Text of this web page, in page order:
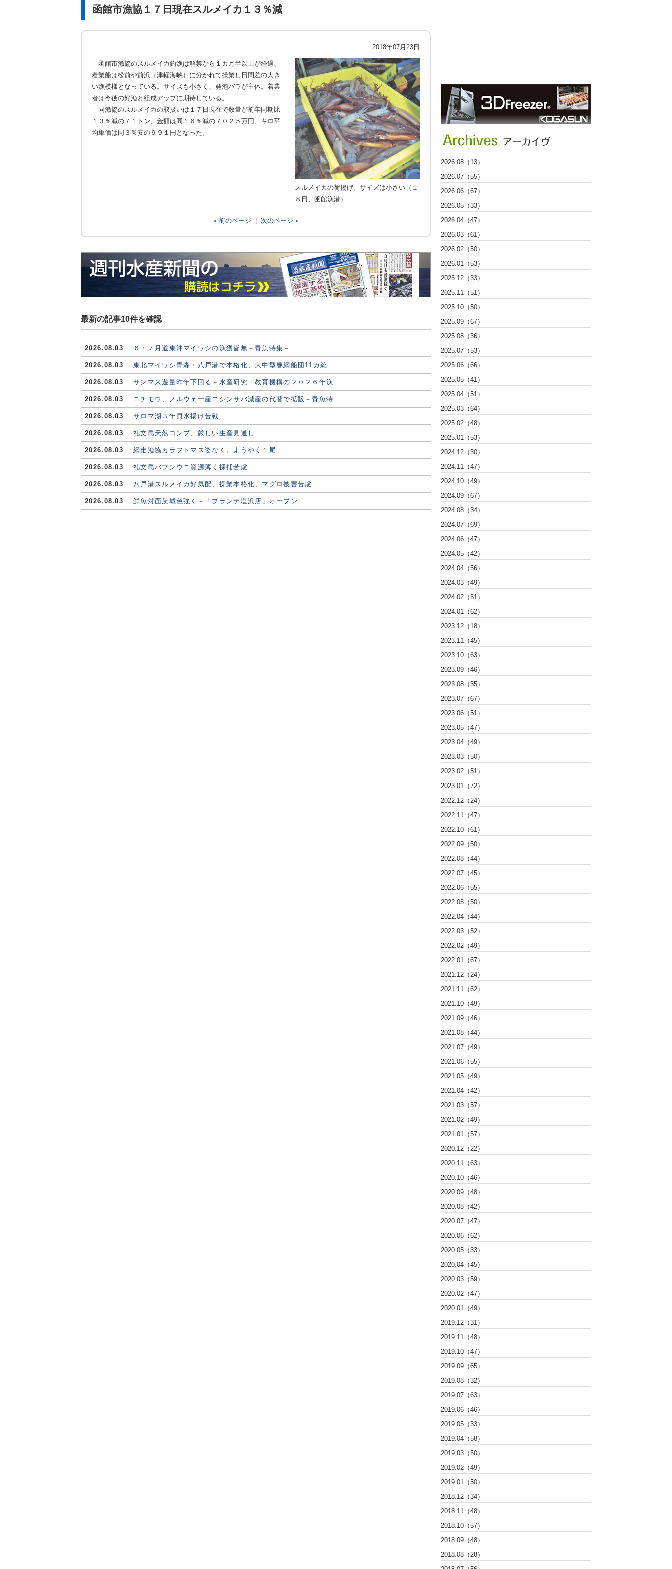
函館市漁協１７日現在スルメイカ１３％減
2018年07月23日
スルメイカの荷揚げ。サイズは小さい（１
８日、函館漁港）
函館市漁協のスルメイカ釣漁は解禁から１カ月半以上が経過、
着業船は松前や前浜（津軽海峡）に分かれて操業し日間差の大き
い漁模様となっている。サイズも小さく、発泡バラが主体。着業
者は今後の好漁と組成アップに期待している。
同漁協のスルメイカの取扱いは１７日現在で数量が前年同期比
１３％減の７１トン、金額は同１６％減の７０２５万円、キロ平
均単価は同３％安の９９１円となった。
« 前のページ 次のページ »
最新の記事10件を確認
2026.08.03 ６・７月道東沖マイワシの漁獲皆無－青魚特集－
2026.08.03 東北マイワシ青森・八戸港で本格化、大中型巻網船団11カ統...
2026.08.03 サンマ来遊量昨年下回る－水産研究・教育機構の２０２６年漁...
2026.08.03 ニチモウ、ノルウェー産ニシンサバ減産の代替で拡販－青魚特...
2026.08.03 サロマ湖３年貝水揚げ苦戦
2026.08.03 礼文島天然コンブ、厳しい生産見通し
2026.08.03 網走漁協カラフトマス姿なく、ようやく１尾
2026.08.03 礼文島バフンウニ資源薄く採捕苦慮
2026.08.03 八戸港スルメイカ好気配、操業本格化、マグロ被害苦慮
2026.08.03 鮮魚対面茨城色強く－「ブランデ塩浜店」オープン
2026.08（13）
2026.07（55）
2026.06（67）
2026.05（33）
2026.04（47）
2026.03（61）
2026.02（50）
2026.01（53）
2025.12（33）
2025.11（51）
2025.10（50）
2025.09（67）
2025.08（36）
2025.07（53）
2025.06（66）
2025.05（41）
2025.04（51）
2025.03（64）
2025.02（48）
2025.01（53）
2024.12（30）
2024.11（47）
2024.10（49）
2024.09（67）
2024.08（34）
2024.07（69）
2024.06（47）
2024.05（42）
2024.04（56）
2024.03（49）
2024.02（51）
2024.01（62）
2023.12（18）
2023.11（45）
2023.10（63）
2023.09（46）
2023.08（35）
2023.07（67）
2023.06（51）
2023.05（47）
2023.04（49）
2023.03（50）
2023.02（51）
2023.01（72）
2022.12（24）
2022.11（47）
2022.10（61）
2022.09（50）
2022.08（44）
2022.07（45）
2022.06（55）
2022.05（50）
2022.04（44）
2022.03（52）
2022.02（49）
2022.01（67）
2021.12（24）
2021.11（62）
2021.10（49）
2021.09（46）
2021.08（44）
2021.07（49）
2021.06（55）
2021.05（49）
2021.04（42）
2021.03（57）
2021.02（49）
2021.01（57）
2020.12（22）
2020.11（63）
2020.10（46）
2020.09（48）
2020.08（42）
2020.07（47）
2020.06（62）
2020.05（33）
2020.04（45）
2020.03（59）
2020.02（47）
2020.01（49）
2019.12（31）
2019.11（48）
2019.10（47）
2019.09（65）
2019.08（32）
2019.07（63）
2019.06（46）
2019.05（33）
2019.04（58）
2019.03（50）
2019.02（49）
2019.01（50）
2018.12（34）
2018.11（48）
2018.10（57）
2018.09（48）
2018.08（28）